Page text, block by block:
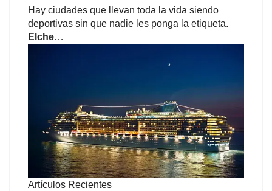
Hay ciudades que llevan toda la vida siendo
deportivas sin que nadie les ponga la etiqueta.
Elche…
Artículos Recientes